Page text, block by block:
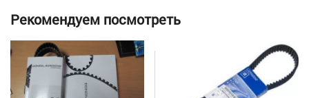
Рекомендуем посмотреть